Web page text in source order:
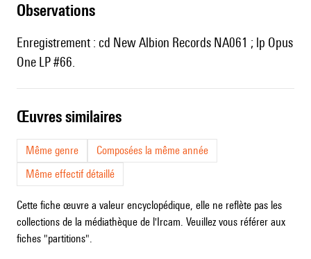
observations
Enregistrement : cd New Albion Records NA061 ; lp Opus
One LP #66.
œuvres similaires
Même genre
Composées la même année
Même effectif détaillé
Cette fiche œuvre a valeur encyclopédique, elle ne reflète pas les
collections de la médiathèque de l'Ircam. Veuillez vous référer aux
fiches "partitions".